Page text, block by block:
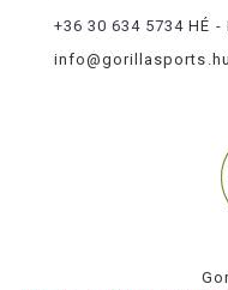
+36 30 634 5734 HÉ -
info@gorillasports.hu